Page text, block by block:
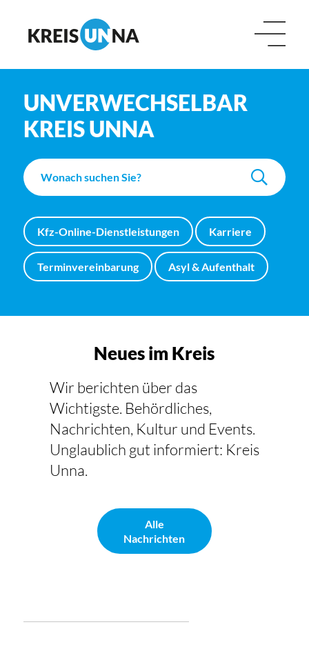
UNVERWECHSELBAR
KREIS UNNA
Kfz-Online-Dienstleistungen Karriere
Terminvereinbarung Asyl & Aufenthalt
Neues im Kreis
Wir berichten über das
Wichtigste. Behördliches,
Nachrichten, Kultur und Events.
Unglaublich gut informiert: Kreis
Unna.
Alle
Nachrichten